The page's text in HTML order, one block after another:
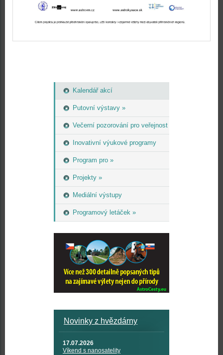
Kalendář akcí
Putovní výstavy »
Večerní pozorování pro veřejnost
Inovativní výukové programy
Program pro »
Projekty »
Mediální výstupy
Programový letáček »
Novinky z hvězdárny
17.07.2026
Víkend s nanosatelity